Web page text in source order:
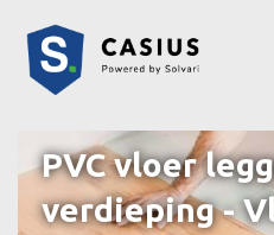
PVC vloer
verdieping -